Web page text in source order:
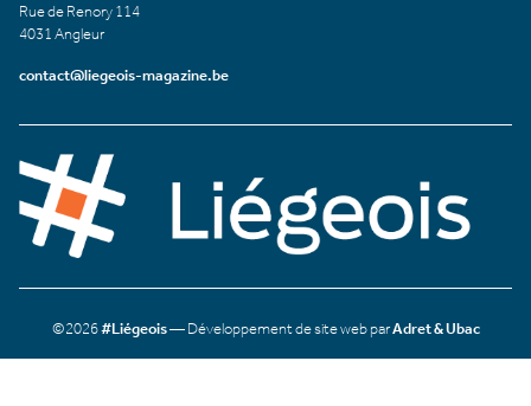
Rue de Renory 114
4031 Angleur
contact@liegeois-magazine.be
©2026#Liégeois— Développement de site web parAdret & Ubac